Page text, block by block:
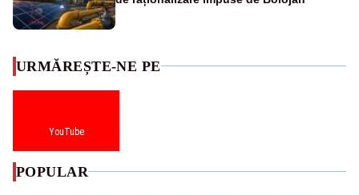
URMĂREȘTE-NE PE
YouTube
POPULAR